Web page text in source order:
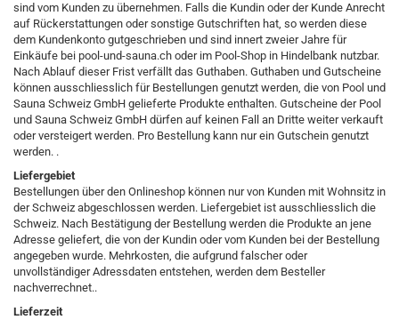
sind vom Kunden zu übernehmen. Falls die Kundin oder der Kunde Anrecht
auf Rückerstattungen oder sonstige Gutschriften hat, so werden diese
dem Kundenkonto gutgeschrieben und sind innert zweier Jahre für
Einkäufe bei pool-und-sauna.ch oder im Pool-Shop in Hindelbank nutzbar.
Nach Ablauf dieser Frist verfällt das Guthaben. Guthaben und Gutscheine
können ausschliesslich für Bestellungen genutzt werden, die von Pool und
Sauna Schweiz GmbH gelieferte Produkte enthalten. Gutscheine der Pool
und Sauna Schweiz GmbH dürfen auf keinen Fall an Dritte weiter verkauft
oder versteigert werden. Pro Bestellung kann nur ein Gutschein genutzt
werden. .
Liefergebiet
Bestellungen über den Onlineshop können nur von Kunden mit Wohnsitz in
der Schweiz abgeschlossen werden. Liefergebiet ist ausschliesslich die
Schweiz. Nach Bestätigung der Bestellung werden die Produkte an jene
Adresse geliefert, die von der Kundin oder vom Kunden bei der Bestellung
angegeben wurde. Mehrkosten, die aufgrund falscher oder
unvollständiger Adressdaten entstehen, werden dem Besteller
nachverrechnet..
Lieferzeit